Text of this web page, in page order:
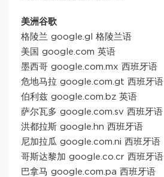
美洲谷歌
格陵兰 google.gl 格陵兰语
美国 google.com 英语
墨西哥 google.com.mx 西班牙语
危地马拉 google.com.gt 西班牙语
伯利兹 google.com.bz 英语
萨尔瓦多 google.com.sv 西班牙语
洪都拉斯 google.hn 西班牙语
尼加拉瓜 google.com.ni 西班牙语
哥斯达黎加 google.co.cr 西班牙语
巴拿马 google.com.pa 西班牙语